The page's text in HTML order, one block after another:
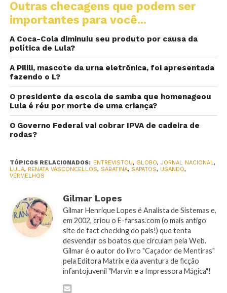
Outras checagens que podem ser
importantes para você...
A Coca-Cola diminuiu seu produto por causa da
política de Lula?
A Pilili, mascote da urna eletrônica, foi apresentada
fazendo o L?
O presidente da escola de samba que homenageou
Lula é réu por morte de uma criança?
O Governo Federal vai cobrar IPVA de cadeira de
rodas?
TÓPICOS RELACIONADOS: ENTREVISTOU, GLOBO, JORNAL NACIONAL,
LULA, RENATA VASCONCELLOS, SABATINA, SAPATOS, USANDO,
VERMELHOS
Gilmar Lopes
Gilmar Henrique Lopes é Analista de Sistemas e,
em 2002, criou o E-farsas.com (o mais antigo
site de fact checking do país!) que tenta
desvendar os boatos que circulam pela Web.
Gilmar é o autor do livro "Caçador de Mentiras"
pela Editora Matrix e da aventura de ficção
infantojuvenil "Marvin e a Impressora Mágica"!